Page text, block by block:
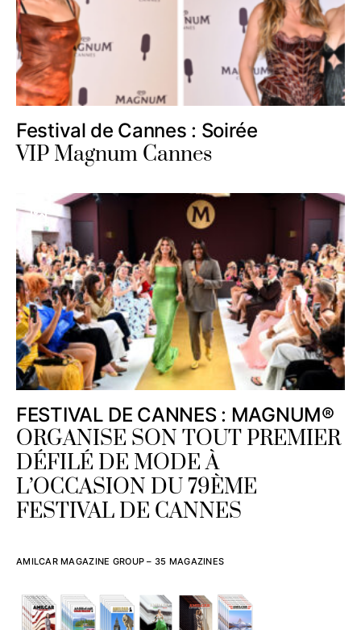
Festival de Cannes : Soirée
VIP Magnum Cannes
FESTIVAL DE CANNES : MAGNUM®
ORGANISE SON TOUT PREMIER
DÉFILÉ DE MODE À
L’OCCASION DU 79ÈME
FESTIVAL DE CANNES
AMILCAR MAGAZINE GROUP – 35 MAGAZINES